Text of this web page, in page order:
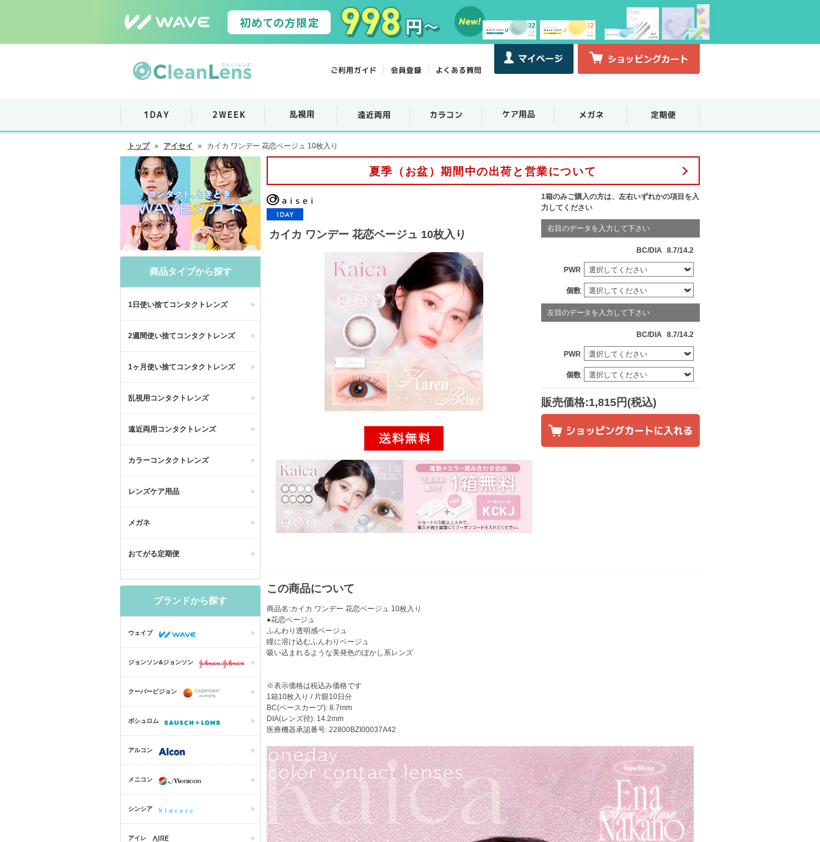
トップ » アイセイ » カイカ ワンデー 花恋ベージュ 10枚入り
商品タイプから探す
1日使い捨てコンタクトレンズ
2週間使い捨てコンタクトレンズ
1ヶ月使い捨てコンタクトレンズ
乱視用コンタクトレンズ
遠近両用コンタクトレンズ
カラーコンタクトレンズ
レンズケア用品
メガネ
おてがる定期便
ブランドから探す
ウェイブ
ジョンソン&ジョンソン
クーパービジョン
ボシュロム
アルコン
メニコン
シンシア
アイレ
夏季（お盆）期間中の出荷と営業について
カイカ ワンデー 花恋ベージュ 10枚入り
1箱のみご購入の方は、左右いずれかの項目を入
力してください
右目のデータを入力して下さい
BC/DIA 8.7/14.2
PWR
個数
左目のデータを入力して下さい
BC/DIA 8.7/14.2
PWR
個数
販売価格:1,815円(税込)
この商品について
商品名:カイカ ワンデー 花恋ベージュ 10枚入り
●花恋ベージュ
ふんわり透明感ベージュ
瞳に溶け込むふんわりベージュ
吸い込まれるような美発色のぼかし系レンズ
※表示価格は税込み価格です
1箱10枚入り / 片眼10日分
BC(ベースカーブ): 8.7mm
DIA(レンズ径): 14.2mm
医療機器承認番号: 22800BZI00037A42